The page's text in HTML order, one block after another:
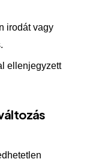
irodát vagy
ellenjegyzett